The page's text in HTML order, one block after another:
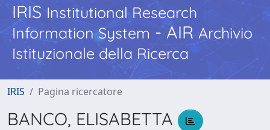
IRISInstitutional Research
Information System - AIR Archivio
Istituzionale della Ricerca
IRIS Pagina ricercatore
BANCO, ELISABETTA